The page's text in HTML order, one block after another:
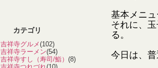
カテゴリ
吉祥寺グルメ(102)
吉祥寺ラーメン(54)
吉祥寺すし（寿司/鮨） (8)
基本メニ
それに、
る。
今日は、